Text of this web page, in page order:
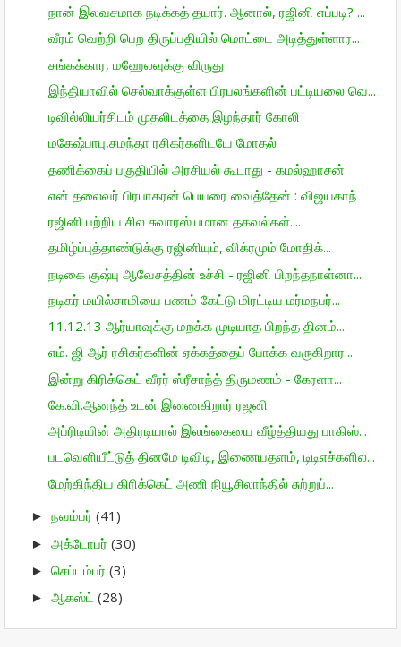
நான் இலவசமாக நடிக்கத் தயார். ஆனால், ரஜினி எப்படி? ...
வீரம் வெற்றி பெற திருப்பதியில் மொட்டை அடித்துள்ளார...
சங்கக்கார, மஹேலவுக்கு விருது
இந்தியாவில் செல்வாக்குள்ள பிரபலங்களின் பட்டியலை வெ...
டிவில்லியர்சிடம் முதலிடத்தை இழந்தார் கோலி
மகேஷ்பாபு,சமந்தா ரசிகர்களிடயே மோதல்
தணிக்கைப் பகுதியில் அரசியல் கூடாது - கமல்ஹாசன்
என் தலைவர் பிரபாகரன் பெயரை வைத்தேன் : விஜயகாந்
ரஜினி பற்றிய சில சுவாரஸ்யமான தகவல்கள்....
தமிழ்ப்புத்தாண்டுக்கு ரஜினியும், விக்ரமும் மோதிக்...
நடிகை குஷ்பு ஆவேசத்தின் உச்சி - ரஜினி பிறந்தநாள்னா...
நடிகர் மயில்சாமியை பணம் கேட்டு மிரட்டிய மர்மநபர்...
11.12.13 ஆர்யாவுக்கு மறக்க முடியாத பிறந்த தினம்...
எம்‌. ஜி ஆர் ரசிகர்களின் ஏக்கத்தைப் போக்க வருகிறார...
இன்று கிரிக்கெட் வீரர் ஸ்ரீசாந்த் திருமணம் - கேரளா...
கே.வி.ஆனந்த் உடன் இணைகிறார் ரஜனி
அப்ரிடியின் அதிரடியால் இலங்கையை வீழ்த்தியது பாகிஸ்...
படவெளியீட்டுத் தினமே டிவிடி, இணையதளம், டிடிஎச்களில...
மேற்கிந்திய கிரிக்கெட் அணி நியூசிலாந்தில் சுற்றுப்...
► நவம்பர் (41)
► அக்டோபர் (30)
► செப்டம்பர் (3)
► ஆகஸ்ட் (28)